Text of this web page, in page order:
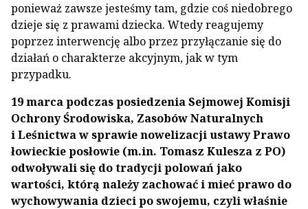
ponieważ zawsze jesteśmy tam, gdzie coś niedobrego
dzieje się z prawami dziecka. Wtedy reagujemy
poprzez interwencję albo przez przyłączanie się do
działań o charakterze akcyjnym, jak w tym
przypadku.
19 marca podczas posiedzenia Sejmowej Komisji
Ochrony Środowiska, Zasobów Naturalnych
i Leśnictwa w sprawie nowelizacji ustawy Prawo
łowieckie posłowie (m.in. Tomasz Kulesza z PO)
odwoływali się do tradycji polowań jako
wartości, którą należy zachować i mieć prawo do
wychowywania dzieci po swojemu, czyli właśnie